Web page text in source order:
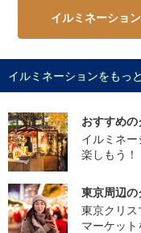
イルミネーショ
イルミネーションをもっ
おすすめ
イルミネ
楽しもう！
東京周辺の
東京クリ
マーケッ